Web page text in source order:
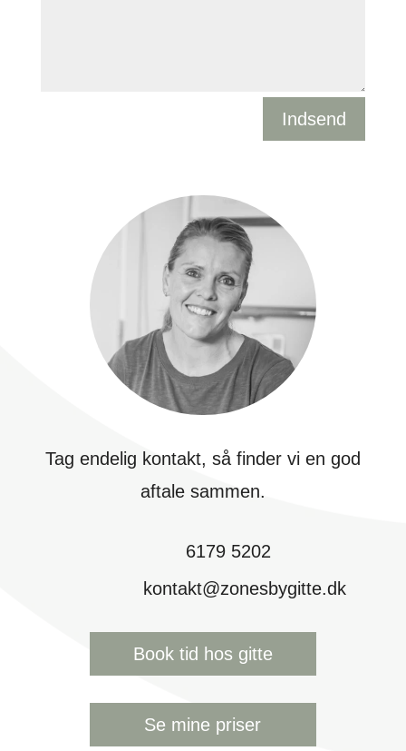
Indsend
Tag endelig kontakt, så finder vi en god
aftale sammen.
6179 5202
kontakt@zonesbygitte.dk
Book tid hos gitte
Se mine priser